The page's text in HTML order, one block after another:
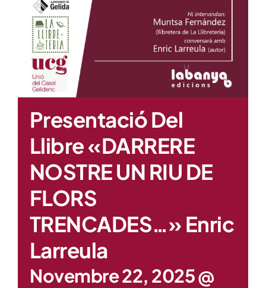
Serveis
Presentació Del
Llibre «DARRERE
NOSTRE UN RIU DE
FLORS
TRENCADES…» Enric
Larreula
Novembre 22, 2025 @